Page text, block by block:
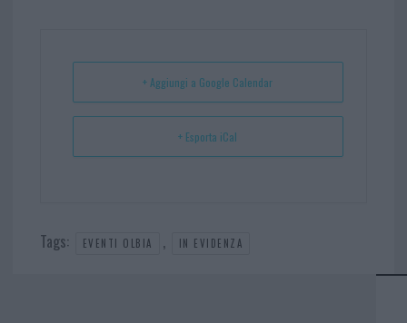
t p
+ Aggiungi a Google Calendar
+ Esporta iCal
Tags: EVENTI OLBIA , IN EVIDENZA